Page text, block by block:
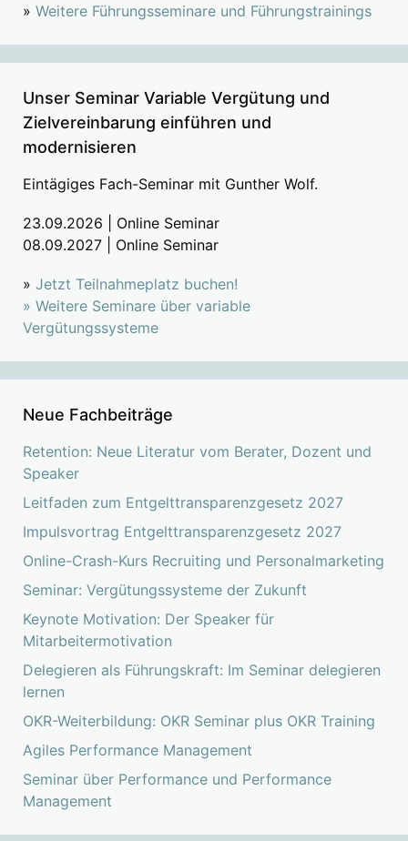
» Weitere Führungsseminare und Führungstrainings
Unser Seminar Variable Vergütung und
Zielvereinbarung einführen und
modernisieren
Eintägiges Fach-Seminar mit Gunther Wolf.
23.09.2026 | Online Seminar
08.09.2027 | Online Seminar
» Jetzt Teilnahmeplatz buchen!
» Weitere Seminare über variable
Vergütungssysteme
Neue Fachbeiträge
Retention: Neue Literatur vom Berater, Dozent und
Speaker
Leitfaden zum Entgelttransparenzgesetz 2027
Impulsvortrag Entgelttransparenzgesetz 2027
Online-Crash-Kurs Recruiting und Personalmarketing
Seminar: Vergütungssysteme der Zukunft
Keynote Motivation: Der Speaker für
Mitarbeitermotivation
Delegieren als Führungskraft: Im Seminar delegieren
lernen
OKR-Weiterbildung: OKR Seminar plus OKR Training
Agiles Performance Management
Seminar über Performance und Performance
Management